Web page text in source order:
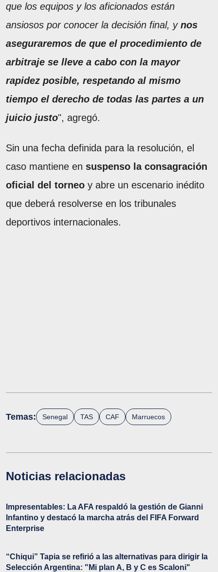
que los equipos y los aficionados están
ansiosos por conocer la decisión final, y nos
aseguraremos de que el procedimiento de
arbitraje se lleve a cabo con la mayor
rapidez posible, respetando al mismo
tiempo el derecho de todas las partes a un
juicio justo", agregó.
Sin una fecha definida para la resolución, el
caso mantiene en suspenso la consagración
oficial del torneo y abre un escenario inédito
que deberá resolverse en los tribunales
deportivos internacionales.
Temas: Senegal TAS CAF Marruecos
Noticias relacionadas
Impresentables: La AFA respaldó la gestión de Gianni
Infantino y destacó la marcha atrás del FIFA Forward
Enterprise
“Chiqui” Tapia se refirió a las alternativas para dirigir la
Selección Argentina: "Mi plan A, B y C es Scaloni"